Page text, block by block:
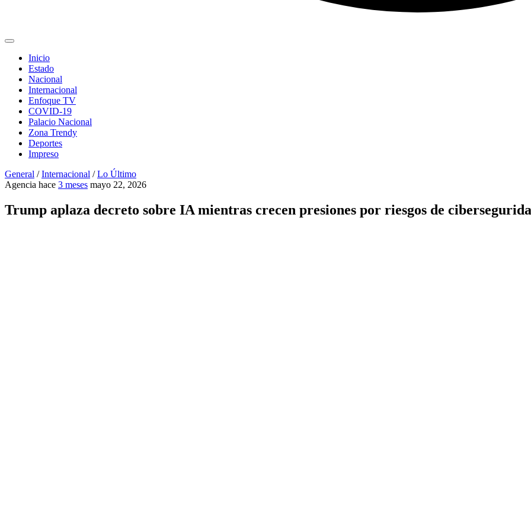
Inicio
Estado
Nacional
Internacional
Enfoque TV
COVID-19
Palacio Nacional
Zona Trendy
Deportes
Impreso
General /Internacional /Lo Último
Agencia hace 3 meses mayo 22, 2026
Trump aplaza decreto sobre IA mientras crecen presiones por riesgos de